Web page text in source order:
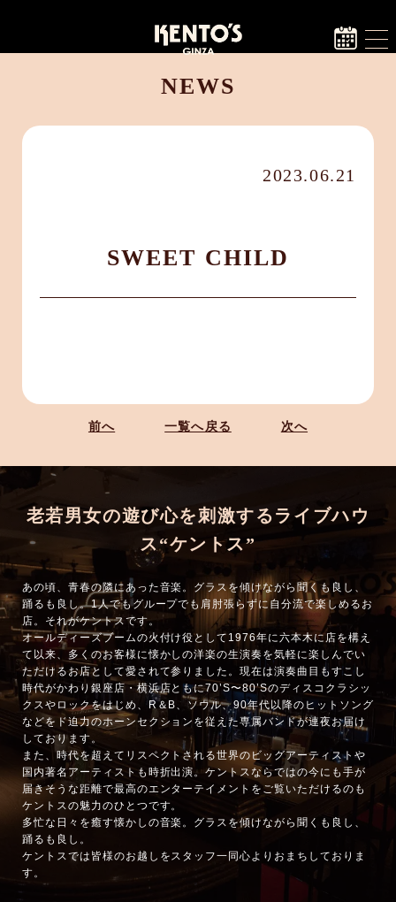
NEWS
2023.06.21
SWEET CHILD
前へ 一覧へ戻る 次へ
老若男女の遊び心を刺激するライブハウ
ス“ケントス”
あの頃、青春の隣にあった音楽。グラスを傾けながら聞くも良し、
踊るも良し。1人でもグループでも肩肘張らずに自分流で楽しめるお
店。それがケントスです。
オールディーズブームの火付け役として1976年に六本木に店を構え
て以来、多くのお客様に懐かしの洋楽の生演奏を気軽に楽しんでい
ただけるお店として愛されて参りました。現在は演奏曲目もすこし
時代がかわり銀座店・横浜店ともに70’S〜80’Sのディスコクラシッ
クスやロックをはじめ、R＆B、ソウル、90年代以降のヒットソング
などをド迫力のホーンセクションを従えた専属バンドが連夜お届け
しております。
また、時代を超えてリスペクトされる世界のビッグアーティストや
国内著名アーティストも時折出演。ケントスならではの今にも手が
届きそうな距離で最高のエンターテイメントをご覧いただけるのも
ケントスの魅力のひとつです。
多忙な日々を癒す懐かしの音楽。グラスを傾けながら聞くも良し、
踊るも良し。
ケントスでは皆様のお越しをスタッフ一同心よりおまちしておりま
す。